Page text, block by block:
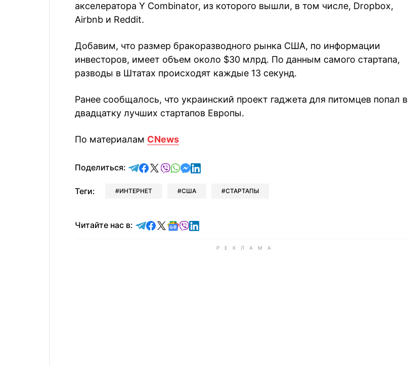
акселератора Y Combinator, из которого вышли, в том числе, Dropbox,
Airbnb и Reddit.
Добавим, что размер бракоразводного рынка США, по информации
инвесторов, имеет объем около $30 млрд. По данным самого стартапа,
разводы в Штатах происходят каждые 13 секунд.
Ранее сообщалось, что украинский проект гаджета для питомцев попал в
двадцатку лучших стартапов Европы.
По материалам CNews
Поделиться: отправить в Telegram
поделиться в Facebook
поделиться в X
отправить в Viber
отправить в Whatsapp
отправить в Messenger
отправить в LinkedIn
Теги: ИНТЕРНЕТ США СТАРТАПЫ
Читайте нас в: Читайте в Telegram
Читайте в Facebook
Читайте в X
Читайте в Google news
Читайте в Viber
Читайте в LinkedIn